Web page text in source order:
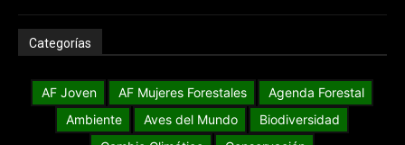
Categorías
AF Joven AF Mujeres Forestales
Agenda Forestal
Ambiente
Aves del Mundo
Biodiversidad